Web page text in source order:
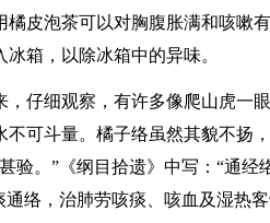
皮泡茶可以对胸腹胀满和咳嗽
箱，以除冰箱中的异味。
，仔细观察，有许多像爬山虎一
可斗量。橘子络虽然其貌不扬
验。”《纲目拾遗》中写：“通
络，治肺劳咳痰、咳血及湿热